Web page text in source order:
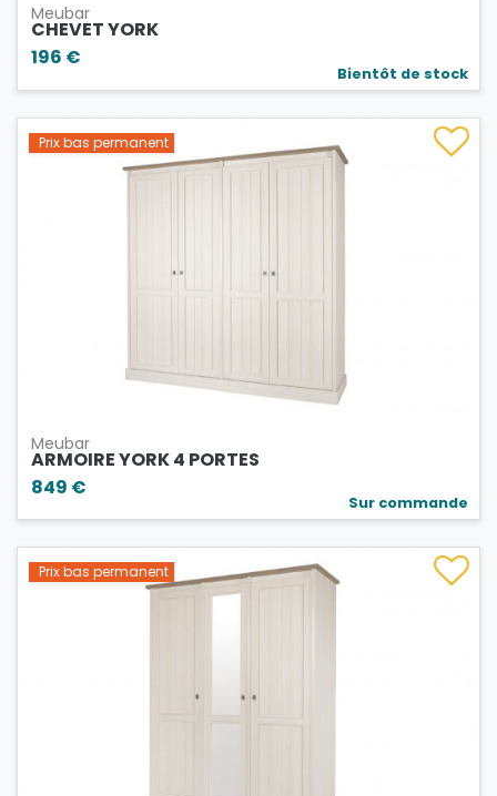
Meubar
CHEVET YORK
196 €
Bientôt de stock
Prix bas permanent
Meubar
ARMOIRE YORK 4 PORTES
849 €
Sur commande
Prix bas permanent